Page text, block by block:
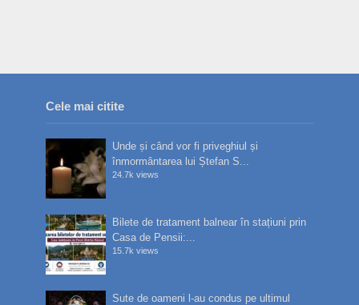
Cele mai citite
Unde și când vor fi priveghiul și
înmormântarea lui Ștefan S...
24.7k views
Bilete de tratament balnear în stațiuni prin
Casa de Pensii:...
15.7k views
Sute de oameni l-au condus pe ultimul